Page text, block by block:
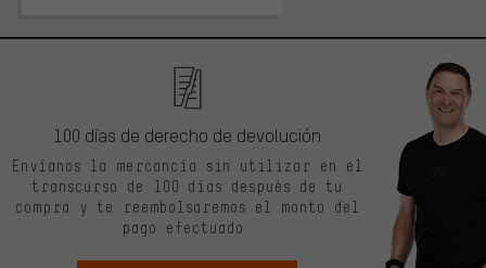
100 días de derecho de devolución
Envíanos la mercancía sin utilizar en el
transcurso de 100 días después de tu
compra y te reembolsaremos el monto del
pago efectuado.